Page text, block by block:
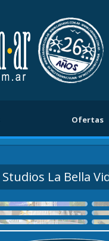
Ofertas
Studios La Bella